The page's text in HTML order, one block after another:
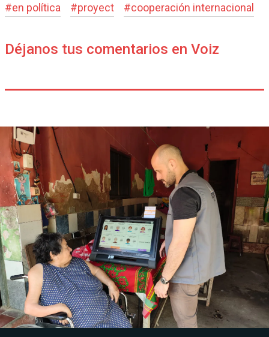
#en política #proyect #cooperación internacional
Déjanos tus comentarios en Voiz